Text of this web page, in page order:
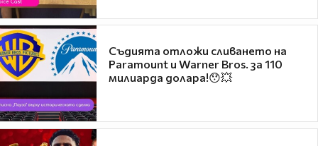
Съдията отложи сливането на
Paramount и Warner Bros. за 110
милиарда долара!😯💥